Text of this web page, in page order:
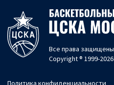
Все права защищены
Copyright ® 1999-2026
Политика конфиденциальности